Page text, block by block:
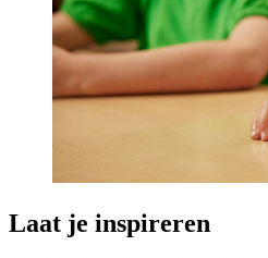
Laat je inspireren